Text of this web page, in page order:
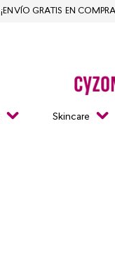
Skincare
¡ENVÍO GRATIS EN